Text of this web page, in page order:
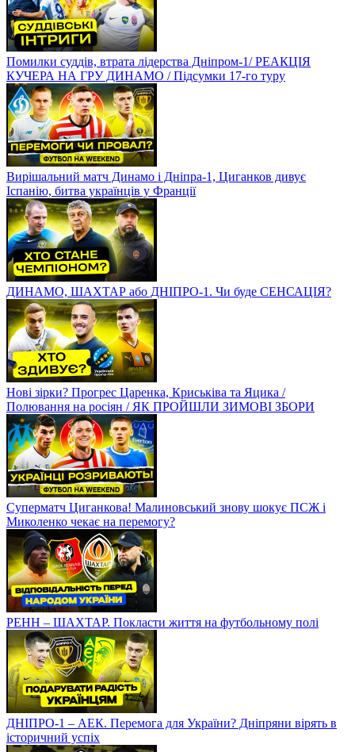
Помилки суддів, втрата лідерства Дніпром-1/ РЕАКЦІЯ
КУЧЕРА НА ГРУ ДИНАМО / Підсумки 17-го туру
Вирішальний матч Динамо і Дніпра-1, Циганков дивує
Іспанію, битва українців у Франції
ДИНАМО, ШАХТАР або ДНІПРО-1. Чи буде СЕНСАЦІЯ?
Нові зірки? Прогрес Царенка, Криськіва та Яцика /
Полювання на росіян / ЯК ПРОЙШЛИ ЗИМОВІ ЗБОРИ
Суперматч Циганкова! Малиновський знову шокує ПСЖ і
Миколенко чекає на перемогу?
РЕНН – ШАХТАР. Покласти життя на футбольному полі
ДНІПРО-1 – АЕК. Перемога для України? Дніпряни вірять в
історичний успіх